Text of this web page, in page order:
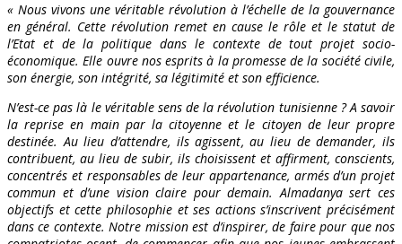
« Nous vivons une véritable révolution à l’échelle de la gouvernance
en général. Cette révolution remet en cause le rôle et le statut de
l’Etat et de la politique dans le contexte de tout projet socio-
économique. Elle ouvre nos esprits à la promesse de la société civile,
son énergie, son intégrité, sa légitimité et son efficience.
N’est-ce pas là le véritable sens de la révolution tunisienne ? A savoir
la reprise en main par la citoyenne et le citoyen de leur propre
destinée. Au lieu d’attendre, ils agissent, au lieu de demander, ils
contribuent, au lieu de subir, ils choisissent et affirment, conscients,
concentrés et responsables de leur appartenance, armés d’un projet
commun et d’une vision claire pour demain. Almadanya sert ces
objectifs et cette philosophie et ses actions s’inscrivent précisément
dans ce contexte. Notre mission est d’inspirer, de faire pour que nos